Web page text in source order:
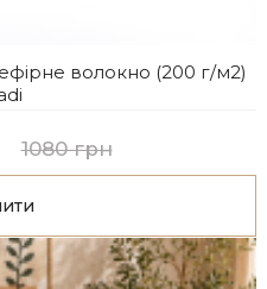
волокно (200 г/м2)
1080 грн